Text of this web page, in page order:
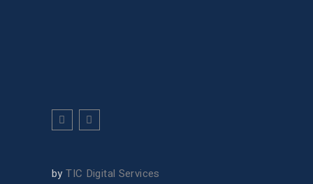
byTIC Digital Services